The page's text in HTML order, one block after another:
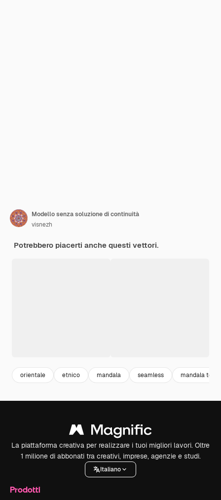
Modello senza soluzione di continuità
visnezh
Potrebbero piacerti anche questi vettori.
orientale etnico mandala seamless mandala
La piattaforma creativa per realizzare i tuoi migliori lavori. Oltre
1 milione di abbonati tra creativi, imprese, agenzie e studi.
Italiano
Prodotti